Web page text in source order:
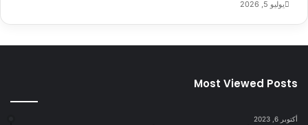
يوليو 5, 2026
Most Viewed Posts
أكتوبر 6, 2023